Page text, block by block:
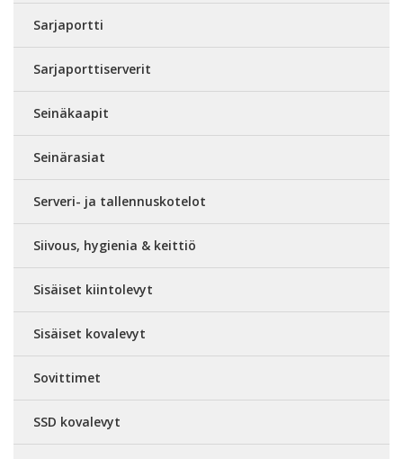
Sarjaportti
Sarjaporttiserverit
Seinäkaapit
Seinärasiat
Serveri- ja tallennuskotelot
Siivous, hygienia & keittiö
Sisäiset kiintolevyt
Sisäiset kovalevyt
Sovittimet
SSD kovalevyt